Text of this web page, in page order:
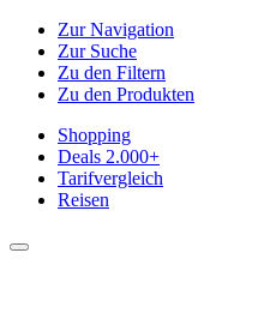
Zur Navigation
Zur Suche
Zu den Filtern
Zu den Produkten
Shopping
Deals 2.000+
Tarifvergleich
Reisen